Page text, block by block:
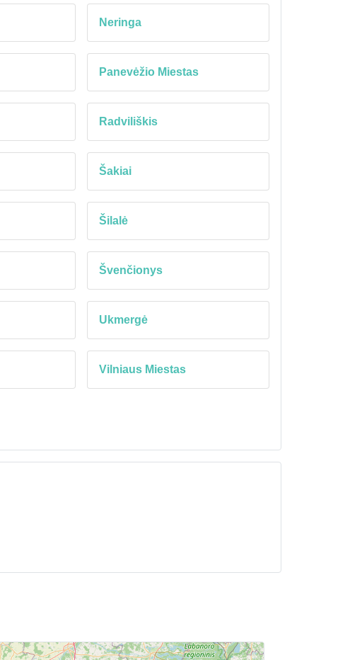
Neringa
Panevėžio Miestas
Radviliškis
Šakiai
Šilalė
Švenčionys
Ukmergė
Vilniaus Miestas